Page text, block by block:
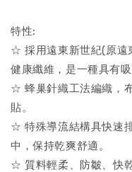
特性:
☆ 採用遠東新世紀(原遠
健康纖維，是一種具有
☆ 蜂巢針織工法編織，
貼。
☆ 特殊導流結構具快速
中，保持乾爽舒適。
☆ 質料輕柔、防皺、快